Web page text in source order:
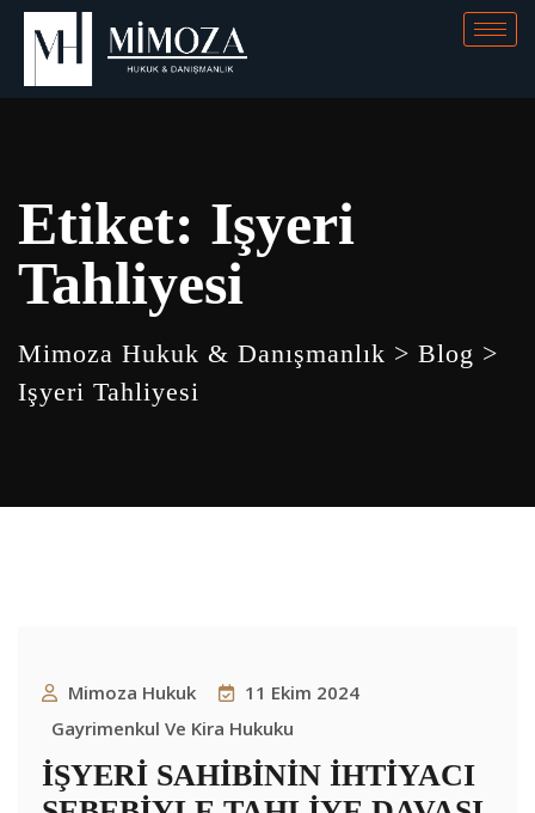
Etiket: Işyeri
Tahliyesi
Mimoza Hukuk & Danışmanlık > Blog >
Işyeri Tahliyesi
Mimoza Hukuk
11 Ekim 2024
Gayrimenkul Ve Kira Hukuku
İŞYERİ SAHİBİNİN İHTİYACI